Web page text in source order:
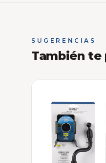
SUGERENCIAS
También te